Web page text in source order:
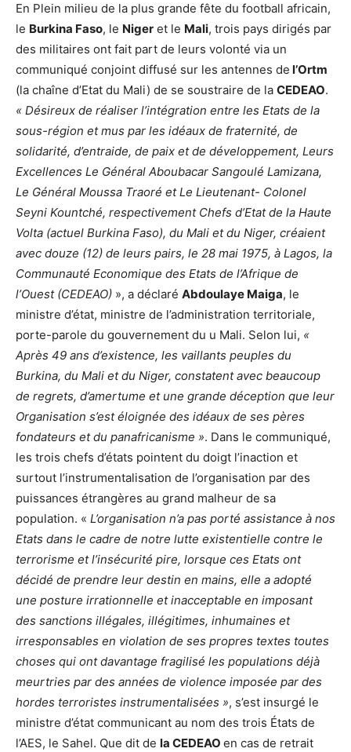
En Plein milieu de la plus grande fête du football africain,
le Burkina Faso, le Niger et le Mali, trois pays dirigés par
des militaires ont fait part de leurs volonté via un
communiqué conjoint diffusé sur les antennes de l’Ortm
(la chaîne d’Etat du Mali) de se soustraire de la CEDEAO.
« Désireux de réaliser l’intégration entre les Etats de la
sous-région et mus par les idéaux de fraternité, de
solidarité, d’entraide, de paix et de développement, Leurs
Excellences Le Général Aboubacar Sangoulé Lamizana,
Le Général Moussa Traoré et Le Lieutenant- Colonel
Seyni Kountché, respectivement Chefs d’Etat de la Haute
Volta (actuel Burkina Faso), du Mali et du Niger, créaient
avec douze (12) de leurs pairs, le 28 mai 1975, à Lagos, la
Communauté Economique des Etats de l’Afrique de
l’Ouest (CEDEAO) », a déclaré Abdoulaye Maiga, le
ministre d’état, ministre de l’administration territoriale,
porte-parole du gouvernement du u Mali. Selon lui, «
Après 49 ans d’existence, les vaillants peuples du
Burkina, du Mali et du Niger, constatent avec beaucoup
de regrets, d’amertume et une grande déception que leur
Organisation s’est éloignée des idéaux de ses pères
fondateurs et du panafricanisme ». Dans le communiqué,
les trois chefs d’états pointent du doigt l’inaction et
surtout l’instrumentalisation de l’organisation par des
puissances étrangères au grand malheur de sa
population. « L’organisation n’a pas porté assistance à nos
Etats dans le cadre de notre lutte existentielle contre le
terrorisme et l’insécurité pire, lorsque ces Etats ont
décidé de prendre leur destin en mains, elle a adopté
une posture irrationnelle et inacceptable en imposant
des sanctions illégales, illégitimes, inhumaines et
irresponsables en violation de ses propres textes toutes
choses qui ont davantage fragilisé les populations déjà
meurtries par des années de violence imposée par des
hordes terroristes instrumentalisées », s’est insurgé le
ministre d’état communicant au nom des trois États de
l’AES, le Sahel. Que dit de la CEDEAO en cas de retrait